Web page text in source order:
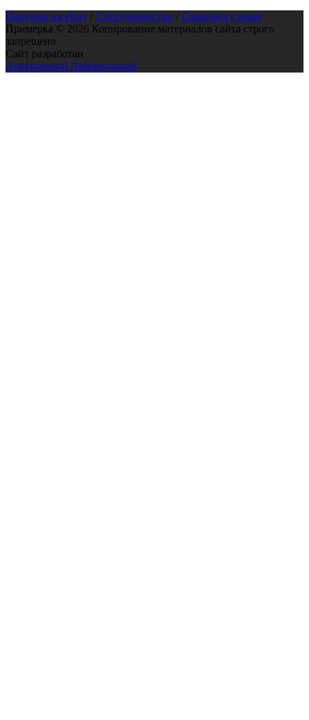
Покупки на eBay / Сотрудничество / Связаться с нами
Примерка © 2026 Копирование материалов сайта строго
запрещено
Сайт разработан
Арктической Лабораторией